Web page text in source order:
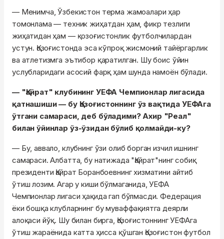
— Менимча, Ўзбекистон терма жамоалари ҳар
томонлама — техник жиҳатдан ҳам, фикр тезлиги
жиҳатидан ҳам — қозоғистонлик футболчилардан
устун. Қозоғистонда эса кўпроқ жисмоний тайёргарлик
ва атлетизмга эътибор қаратилган. Шу боис ўйин
услубларидаги асосий фарқ ҳам шунда намоён бўлади.
— "Қайрат" клубининг УЕФА Чемпионлар лигасида
қатнашиши — бу Қозоғистоннинг ўз вақтида УЕФАга
ўтгани самараси, деб бўладими? Ахир "Реал"
билан ўйинлар ўз-ўзидан бўлиб қолмайди-ку?
— Бу, аввало, клубнинг ўзи олиб борган изчил ишнинг
самараси. Албатта, бу натижада "Қайрат"нинг собиқ
президенти Қайрат Боранбоевнинг хизматини айтиб
ўтиш лозим. Агар у киши бўлмаганида, УЕФА
Чемпионлар лигаси ҳақида гап бўлмасди. Федерация
ёки бошқа клубларнинг бу муваффақиятга деярли
алоқаси йўқ. Шу билан бирга, Қозоғистоннинг УЕФАга
ўтиш жараёнида катта ҳисса қўшган Қозоғистон футбол